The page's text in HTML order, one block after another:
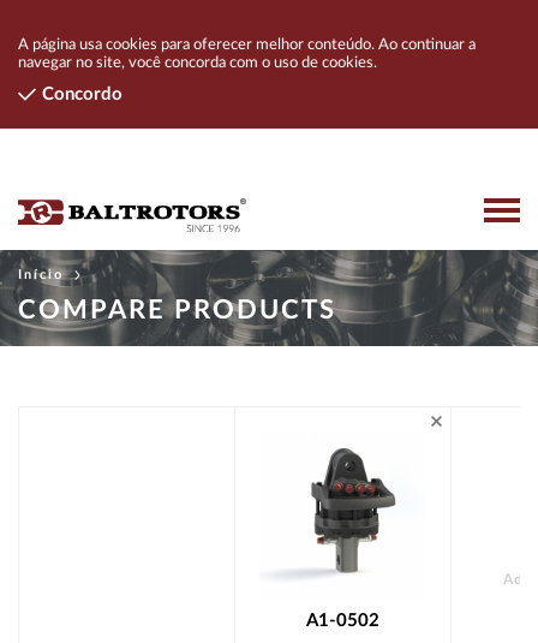
A página usa cookies para oferecer melhor conteúdo. Ao continuar a
navegar no site, você concorda com o uso de cookies.
Concordo
PRODUTOS
FALE CONOSCO
Início
COMPARE PRODUCTS
A1-0502
Add